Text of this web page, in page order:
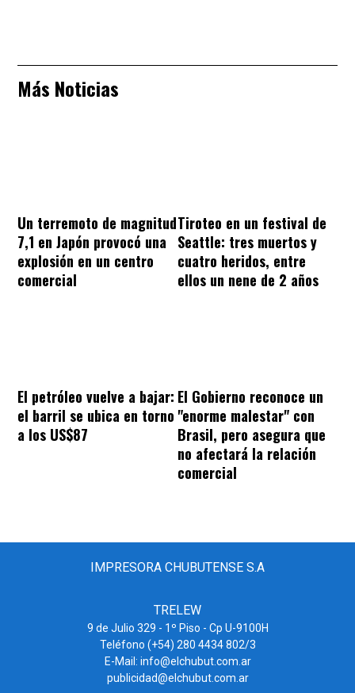
Más Noticias
Un terremoto de magnitud
7,1 en Japón provocó una
explosión en un centro
comercial
Tiroteo en un festival de
Seattle: tres muertos y
cuatro heridos, entre
ellos un nene de 2 años
El petróleo vuelve a bajar:
el barril se ubica en torno
a los US$87
El Gobierno reconoce un
"enorme malestar" con
Brasil, pero asegura que
no afectará la relación
comercial
IMPRESORA CHUBUTENSE S.A
TRELEW
9 de Julio 329 - 1º Piso - Cp U-9100H
Teléfono (+54) 280 4434 802/3
E-Mail: info@elchubut.com.ar
publicidad@elchubut.com.ar